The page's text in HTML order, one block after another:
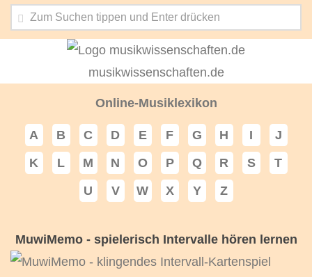
musikwissenschaften.de
Online-Musiklexikon
A B C D E F G H I
J
K
L M N O P Q R S
T
U
V W X Y Z
MuwiMemo - spielerisch Intervalle hören lernen